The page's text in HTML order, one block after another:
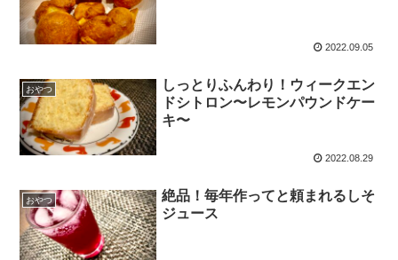
2022.09.05
おやつ
しっとりふんわり！ウィークエン
ドシトロン〜レモンパウンドケー
キ〜
2022.08.29
おやつ
絶品！毎年作ってと頼まれるしそ
ジュース